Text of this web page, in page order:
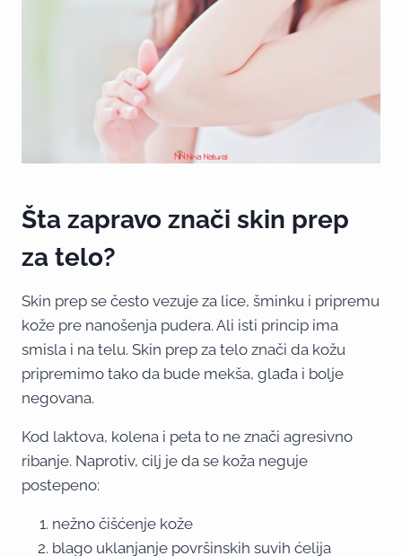
Šta zapravo znači skin prep
za telo?
Skin prep se često vezuje za lice, šminku i pripremu
kože pre nanošenja pudera. Ali isti princip ima
smisla i na telu. Skin prep za telo znači da kožu
pripremimo tako da bude mekša, glađa i bolje
negovana.
Kod laktova, kolena i peta to ne znači agresivno
ribanje. Naprotiv, cilj je da se koža neguje
postepeno:
nežno čišćenje kože
blago uklanjanje površinskih suvih ćelija